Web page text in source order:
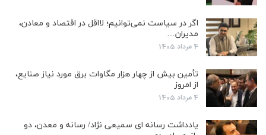
اگر در سیاست نمی‌توانیم؛ لااقل در اقتصاد و معادن،
مدیران…
4 مرداد 1405
تأمین بیش از چهار هزار مگاوات برق مورد نیاز صنایع،
از امروز
4 مرداد 1405
یادداشت رسانه ای سمیعی نژاد/ رسانه و معدن، دو